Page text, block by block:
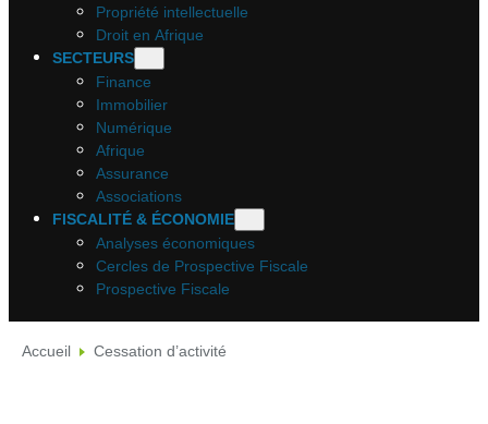
Propriété intellectuelle
Droit en Afrique
SECTEURS
Finance
Immobilier
Numérique
Afrique
Assurance
Associations
FISCALITÉ & ÉCONOMIE
Analyses économiques
Cercles de Prospective Fiscale
Prospective Fiscale
Accueil Cessation d’activité